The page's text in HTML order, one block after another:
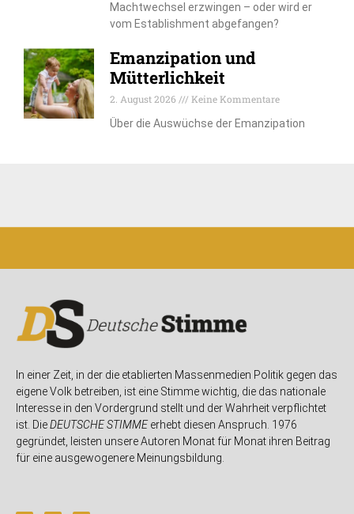
Machtwechsel erzwingen – oder wird er
vom Establishment abgefangen?
Emanzipation und
Mütterlichkeit
2. August 2026
Keine Kommentare
Über die Auswüchse der Emanzipation
In einer Zeit, in der die etablierten Massenmedien Politik gegen das
eigene Volk betreiben, ist eine Stimme wichtig, die das nationale
Interesse in den Vordergrund stellt und der Wahrheit verpflichtet
ist. DieDEUTSCHE STIMMEerhebt diesen Anspruch. 1976
gegründet, leisten unsere Autoren Monat für Monat ihren Beitrag
für eine ausgewogenere Meinungsbildung.